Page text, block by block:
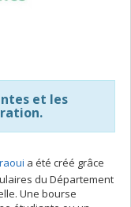
et les
a été créé grâce
du Département
Une bourse